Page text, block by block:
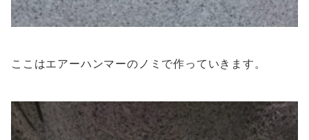
ここはエアーハンマーのノミで作っていきます。